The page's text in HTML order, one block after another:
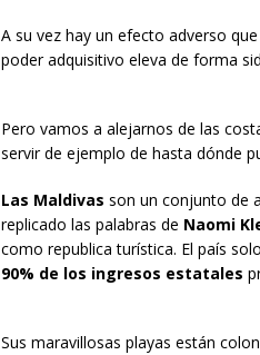
A su vez hay un efecto adverso
poder adquisitivo eleva de forma
Pero vamos a alejarnos de las
servir de ejemplo de hasta dónde
Las Maldivas son un conjunto de
replicado las palabras de Naomi
como republica turística. El país
90% de los ingresos estatales
Sus maravillosas playas están